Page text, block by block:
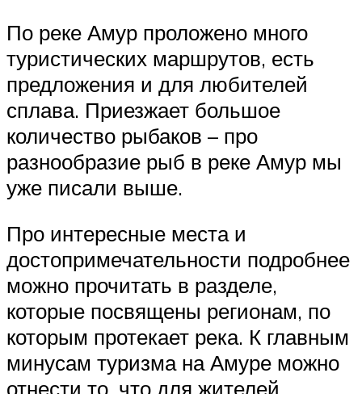
По реке Амур проложено много
туристических маршрутов, есть
предложения и для любителей
сплава. Приезжает большое
количество рыбаков – про
разнообразие рыб в реке Амур мы
уже писали выше.
Про интересные места и
достопримечательности подробнее
можно прочитать в разделе,
которые посвящены регионам, по
которым протекает река. К главным
минусам туризма на Амуре можно
отнести то, что для жителей